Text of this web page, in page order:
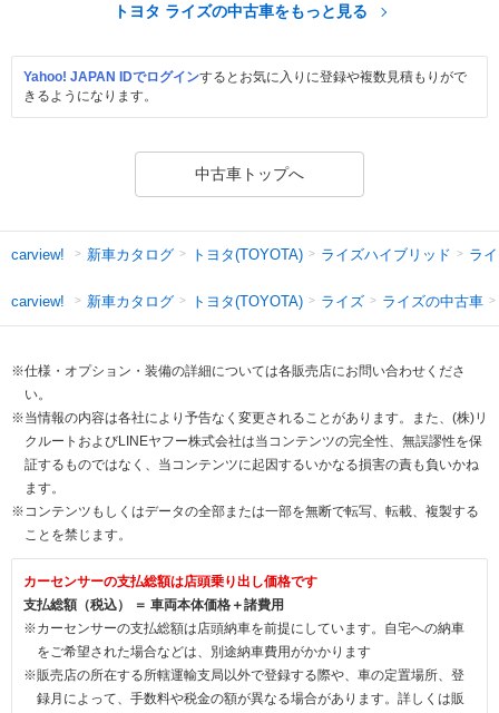
トヨタ ライズの中古車をもっと見る
Yahoo! JAPAN IDでログインするとお気に入りに登録や複数見積もりがで
きるようになります。
中古車トップへ
carview! 新車カタログ トヨタ(TOYOTA) ライズハイブリッド ラ
carview! 新車カタログ トヨタ(TOYOTA) ライズ ライズの中古車
※仕様・オプション・装備の詳細については各販売店にお問い合わせくださ
い。
※当情報の内容は各社により予告なく変更されることがあります。また、(株)リ
クルートおよびLINEヤフー株式会社は当コンテンツの完全性、無誤謬性を保
証するものではなく、当コンテンツに起因するいかなる損害の責も負いかね
ます。
※コンテンツもしくはデータの全部または一部を無断で転写、転載、複製する
ことを禁じます。
カーセンサーの支払総額は店頭乗り出し価格です
支払総額（税込） ＝ 車両本体価格＋諸費用
※カーセンサーの支払総額は店頭納車を前提にしています。自宅への納車
をご希望された場合などは、別途納車費用がかかります
※販売店の所在する所轄運輸支局以外で登録する際や、車の定置場所、登
録月によって、手数料や税金の額が異なる場合があります。詳しくは販